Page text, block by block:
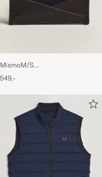
MismoM/S
CardholderNavy/Dark Brown
549,-